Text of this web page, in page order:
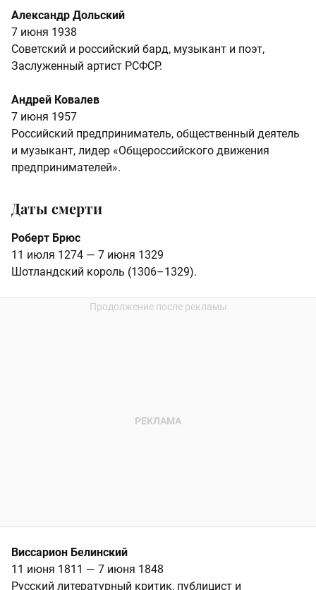
Александр Дольский
7 июня 1938
Советский и российский бард, музыкант и поэт,
Заслуженный артист РСФСР.
Андрей Ковалев
7 июня 1957
Российский предприниматель, общественный деятель
и музыкант, лидер «Общероссийского движения
предпринимателей».
Даты смерти
Роберт Брюс
11 июля 1274 — 7 июня 1329
Шотландский король (1306–1329).
Виссарион Белинский
11 июня 1811 — 7 июня 1848
Русский литературный критик, публицист и